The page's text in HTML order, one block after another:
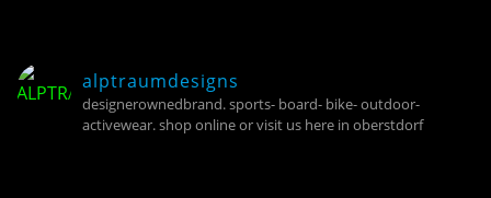
alptraumdesigns
designerownedbrand. sports- board- bike- outdoor-
activewear. shop online or visit us here in oberstdorf